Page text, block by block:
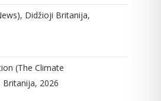
Didžioji Britanija,
(The Climate
2026